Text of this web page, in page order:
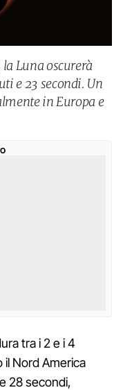
Luna oscurerà
e 23 secondi. Un
in Europa e
tra i 2 e i 4
il Nord America
28 secondi,